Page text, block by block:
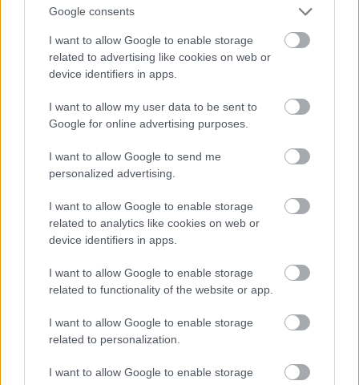
Google consents
I want to allow Google to enable storage
related to advertising like cookies on web or
device identifiers in apps.
I want to allow my user data to be sent to
Google for online advertising purposes.
I want to allow Google to send me
personalized advertising.
I want to allow Google to enable storage
related to analytics like cookies on web or
device identifiers in apps.
I want to allow Google to enable storage
related to functionality of the website or app.
I want to allow Google to enable storage
related to personalization.
I want to allow Google to enable storage
Βρετανία για μια νέα ζωή
και η πυρκαγιά τους
άφησε στο δρόμο!
Άμεσα η αντικατάσταση
σταθμού που
καταστράφηκε από την
ΤΟΠΙΚΑ ΝΕΑ
Προχωρούν οι διαδικασίες
για την ανοικοδόμηση του
Ιερού Ναού Αγίου
Μελετίου Αιγίου
Σε κακό χάλι η δυτική
προβλήτα στο Αντίρριο
με ζημιές από το 2019